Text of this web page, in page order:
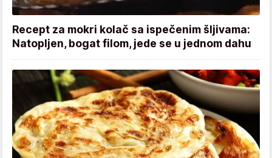
Recept za mokri kolač sa ispečenim šljivama:
Natopljen, bogat filom, jede se u jednom dahu